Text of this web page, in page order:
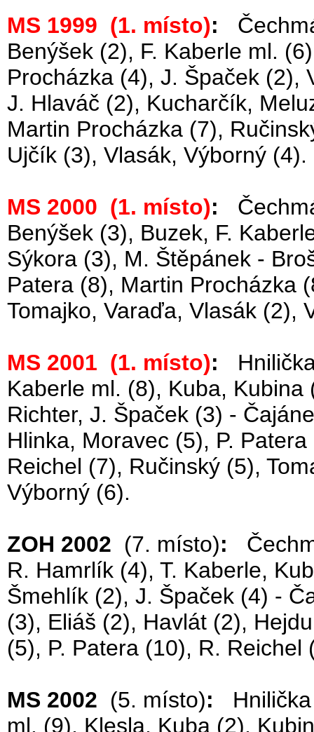
MS 1999 (1. místo):
Benýšek (2), F. Kaberle ml.
Procházka (4), J. Špaček (2),
J. Hlaváč (2), Kucharčík,
Martin Procházka (7),
Ujčík (3), Vlasák, Výborný (4).
MS 2000 (1. místo):
Benýšek (3), Buzek, F.
Sýkora (3), M. Štěpánek -
Patera (8), Martin Procházka
Tomajko, Varaďa, Vlasák (2),
MS 2001 (1. místo):
Kaberle ml. (8), Kuba,
Richter, J. Špaček (3) -
Hlinka, Moravec (5), P.
Reichel (7), Ručinský (5),
Výborný (6).
ZOH 2002 (7. místo):
R. Hamrlík (4), T. Kaberle,
Šmehlík (2), J. Špaček (4) -
(3), Eliáš (2), Havlát (2),
(5), P. Patera (10), R.
MS 2002 (5. místo): Hnilička
ml. (9), Klesla, Kuba (2),